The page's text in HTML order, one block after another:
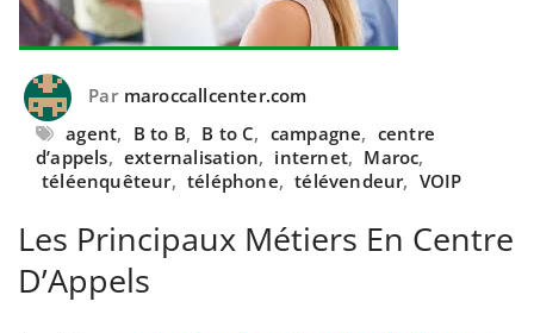
Par maroccallcenter.com
agent, B to B, B to C, campagne, centre
d’appels, externalisation, internet, Maroc,
téléenquêteur, téléphone, télévendeur, VOIP
Les Principaux Métiers En Centre
D’Appels